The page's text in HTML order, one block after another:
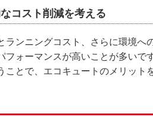
コスト削減を考える
ランニングコスト、さらに環境へ
フォーマンスが高いことが多いで
ことで、エコキュートのメリット